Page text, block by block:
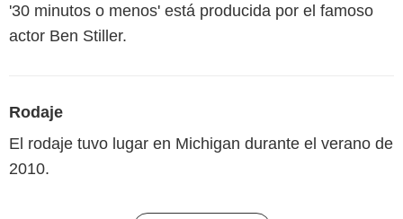
'30 minutos o menos' está producida por el famoso
actor Ben Stiller.
Rodaje
El rodaje tuvo lugar en Michigan durante el verano de
2010.